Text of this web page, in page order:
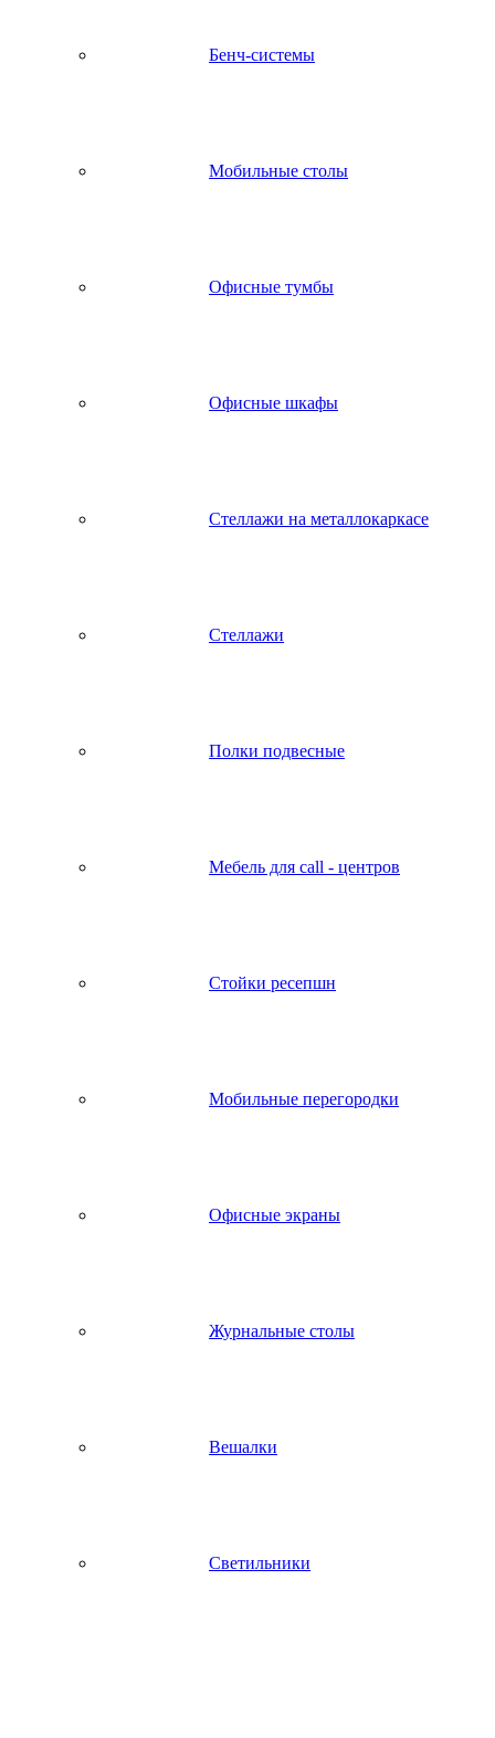
Бенч-системы
Мобильные столы
Офисные тумбы
Офисные шкафы
Стеллажи на металлокаркасе
Стеллажи
Полки подвесные
Мебель для call - центров
Стойки ресепшн
Мобильные перегородки
Офисные экраны
Журнальные столы
Вешалки
Светильники